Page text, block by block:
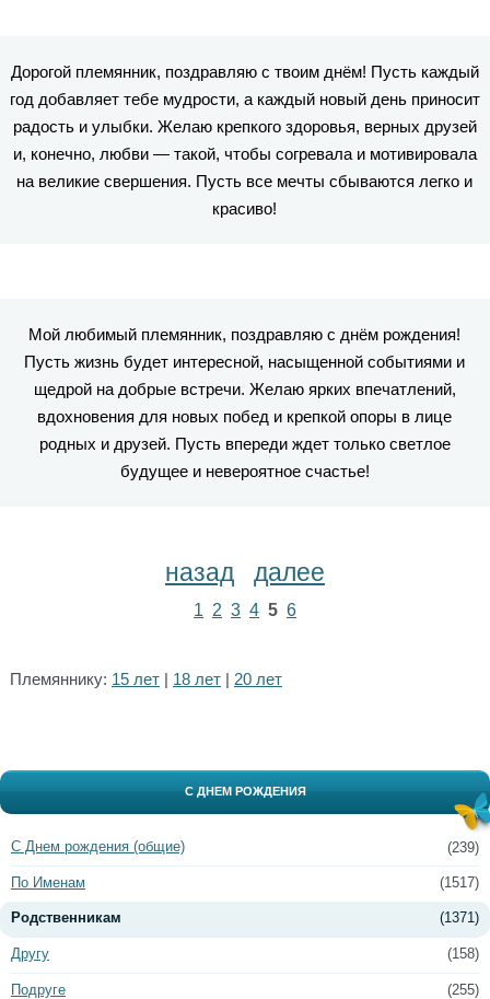
Дорогой племянник, поздравляю с твоим днём! Пусть каждый
год добавляет тебе мудрости, а каждый новый день приносит
радость и улыбки. Желаю крепкого здоровья, верных друзей
и, конечно, любви — такой, чтобы согревала и мотивировала
на великие свершения. Пусть все мечты сбываются легко и
красиво!
Мой любимый племянник, поздравляю с днём рождения!
Пусть жизнь будет интересной, насыщенной событиями и
щедрой на добрые встречи. Желаю ярких впечатлений,
вдохновения для новых побед и крепкой опоры в лице
родных и друзей. Пусть впереди ждет только светлое
будущее и невероятное счастье!
назад далее
1 2 3 4 5 6
Племяннику: 15 лет| 18 лет| 20 лет
С ДНЕМ РОЖДЕНИЯ
(239)
С Днем рождения (общие)
(1517)
По Именам
(1371)
Родственникам
(158)
Другу
(255)
Подруге